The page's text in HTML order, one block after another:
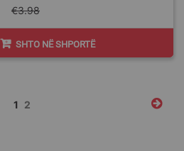
€3.98
SHTO NË SHPORTË
Faqja
You're
1 Faqja
2